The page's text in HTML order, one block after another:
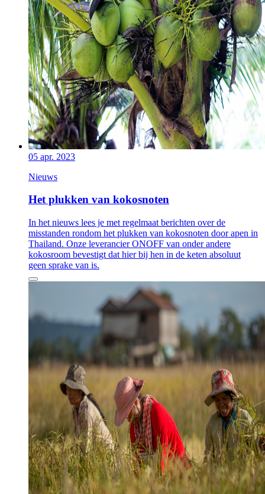
05 apr. 2023
Nieuws
Het plukken van kokosnoten
In het nieuws lees je met regelmaat berichten over de
misstanden rondom het plukken van kokosnoten door apen in
Thailand. Onze leverancier ONOFF van onder andere
kokosroom bevestigt dat hier bij hen in de keten absoluut
geen sprake van is.